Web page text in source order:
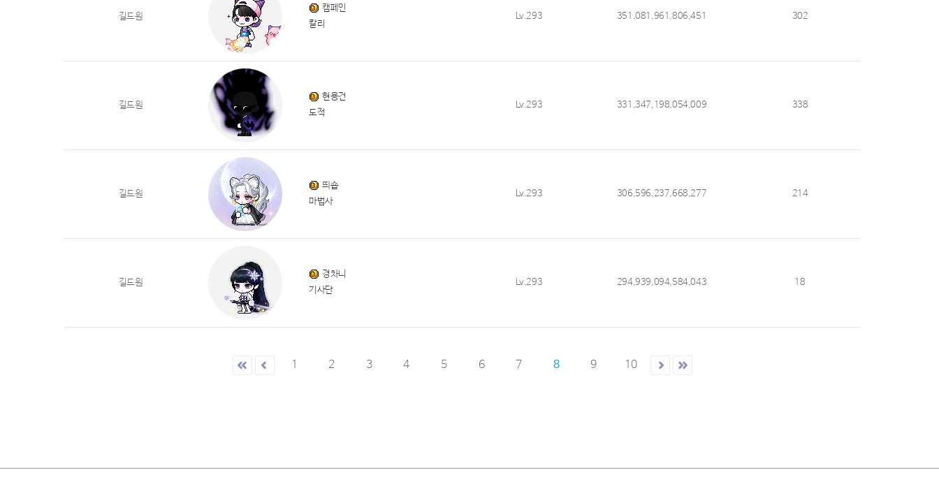
길드원
캠페인
칼리
Lv.293 351,081,961,806,451 302
길드원
현용건
도적
Lv.293 331,347,198,054,009 338
길드원
띄숍
마법사
Lv.293 306,596,237,668,277 214
길드원
경차니
기사단
Lv.293 294,939,094,584,043 18
1 2 3 4 5 6 7 8 9 10